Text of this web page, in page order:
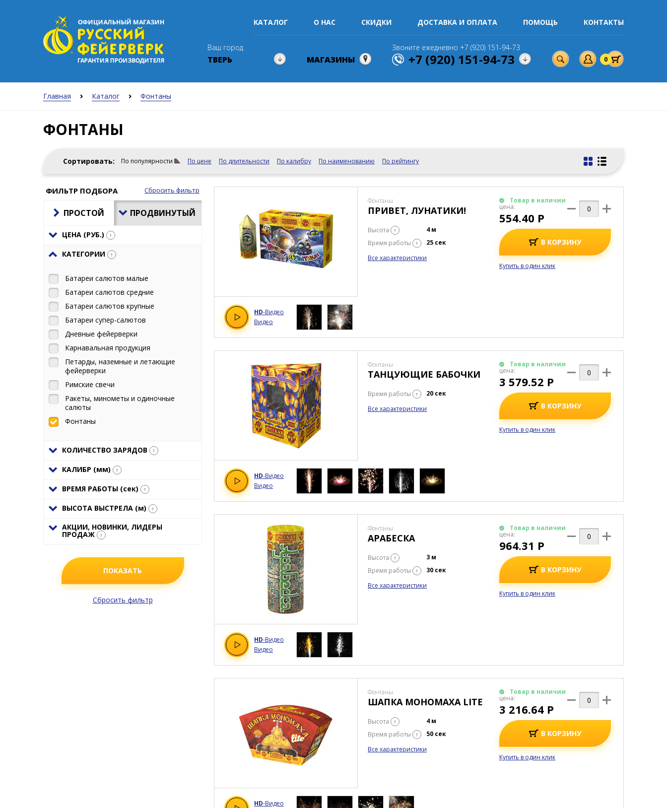
КАТАЛОГ О НАС СКИДКИ ДОСТАВКА И ОПЛАТА ПОМОЩЬ КОНТАКТЫ
Ваш город
ТВЕРЬ МАГАЗИНЫ
Звоните ежедневно +7 (920) 151-94-73
+7 (920) 151-94-73 0
Главная Каталог Фонтаны
ФОНТАНЫ
Сортировать: По популярности По цене По длительности По калибру По наименованию По рейтингу
ФИЛЬТР ПОДБОРА Сбросить фильтр
ПРОСТОЙ ПРОДВИНУТЫЙ
ЦЕНА (РУБ.) ?
КАТЕГОРИИ ?
Батареи салютов малые
Батареи салютов средние
Батареи салютов крупные
Батареи супер-салютов
Дневные фейерверки
Карнавальная продукция
Петарды, наземные и летающие
фейерверки
Римские свечи
Ракеты, минометы и одиночные
салюты
Фонтаны
КОЛИЧЕСТВО ЗАРЯДОВ ?
КАЛИБР (мм) ?
ВРЕМЯ РАБОТЫ (сек) ?
ВЫСОТА ВЫСТРЕЛА (м) ?
АКЦИИ, НОВИНКИ, ЛИДЕРЫ
ПРОДАЖ ?
ПОКАЗАТЬ
Сбросить фильтр
Фонтаны
ПРИВЕТ, ЛУНАТИКИ!
Высота ?
4 м
Время работы
?
25 сек
Все характеристики
HD-Видео
Видео
Товар в наличии
цена:
554.40 Р
В КОРЗИНУ
Купить в один клик
Фонтаны
ТАНЦУЮЩИЕ БАБОЧКИ
Время работы ?
20 сек
Все характеристики
HD-Видео
Видео
Товар в наличии
цена:
3 579.52 Р
В КОРЗИНУ
Купить в один клик
Фонтаны
АРАБЕСКА
Высота ?
3 м
Время работы
?
30 сек
Все характеристики
HD-Видео
Видео
Товар в наличии
цена:
964.31 Р
В КОРЗИНУ
Купить в один клик
Фонтаны
ШАПКА МОНОМАХА LITE
Высота ?
4 м
Время работы
?
50 сек
Все характеристики
HD-Видео
Товар в наличии
цена:
3 216.64 Р
В КОРЗИНУ
Купить в один клик